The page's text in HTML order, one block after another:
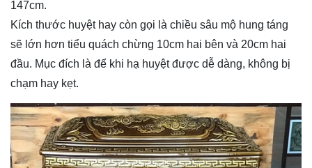
147cm.
Kích thước huyệt hay còn gọi là chiều sâu mộ hung táng
sẽ lớn hơn tiểu quách chừng 10cm hai bên và 20cm hai
đầu. Mục đích là để khi hạ huyệt được dễ dàng, không bị
chạm hay kẹt.